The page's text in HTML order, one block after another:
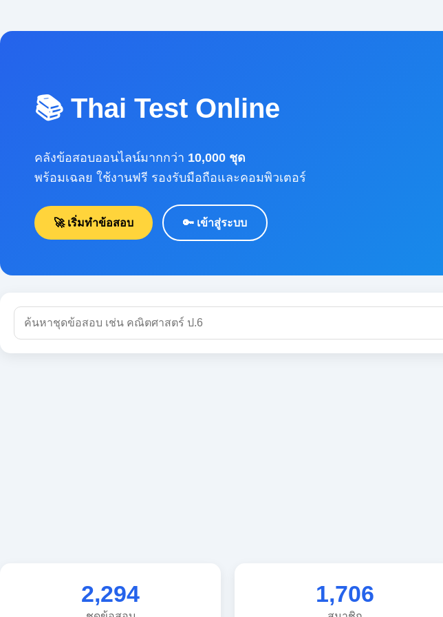
📚 Thai Test Online
คลังข้อสอบออนไลน์มากกว่า10,000 ชุด
พร้อมเฉลย ใช้งานฟรี รองรับมือถือและคอมพิวเตอร์
🚀 เริ่มทำข้อสอบ 🔑 เข้าสู่ระบบ
2,294
ชุดข้อสอบ
1,706
สมาชิก